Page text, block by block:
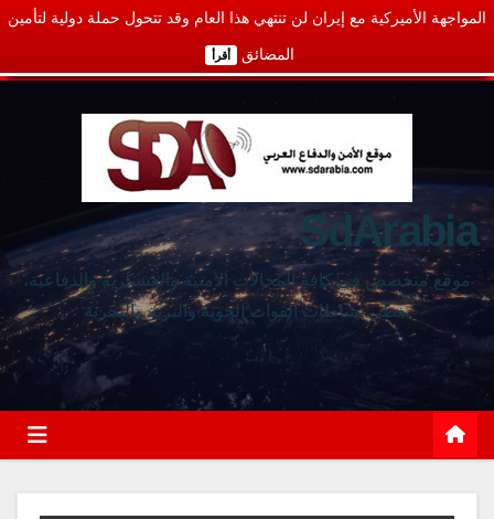
المواجهة الأميركية مع إيران لن تنتهي هذا العام وقد تتحول حملة دولية لتأمين
المضائق أقرأ
SdArabia
موقع متخصص في كافة المجالات الأمنية والعسكرية والدفاعية،
يغطي نشاطات القوات الجوية والبرية والبحرية